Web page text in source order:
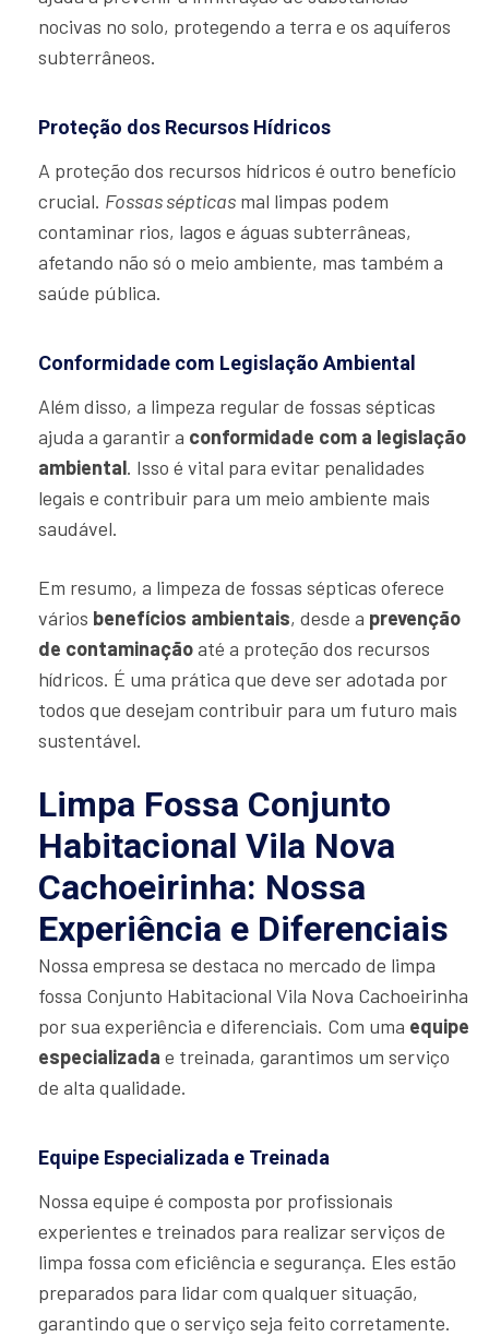
nocivas no solo, protegendo a terra e os aquíferos
subterrâneos.
Proteção dos Recursos Hídricos
A proteção dos recursos hídricos é outro benefício
crucial. Fossas sépticas mal limpas podem
contaminar rios, lagos e águas subterrâneas,
afetando não só o meio ambiente, mas também a
saúde pública.
Conformidade com Legislação Ambiental
Além disso, a limpeza regular de fossas sépticas
ajuda a garantir a conformidade com a legislação
ambiental. Isso é vital para evitar penalidades
legais e contribuir para um meio ambiente mais
saudável.
Em resumo, a limpeza de fossas sépticas oferece
vários benefícios ambientais, desde a prevenção
de contaminaçãoaté a proteção dos recursos
hídricos. É uma prática que deve ser adotada por
todos que desejam contribuir para um futuro mais
sustentável.
Limpa Fossa Conjunto
Habitacional Vila Nova
Cachoeirinha: Nossa
Experiência e Diferenciais
Nossa empresa se destaca no mercado de limpa
fossa Conjunto Habitacional Vila Nova Cachoeirinha
por sua experiência e diferenciais. Com uma equipe
especializada e treinada, garantimos um serviço
de alta qualidade.
Equipe Especializada e Treinada
Nossa equipe é composta por profissionais
experientes e treinados para realizar serviços de
limpa fossa com eficiência e segurança. Eles estão
preparados para lidar com qualquer situação,
garantindo que o serviço seja feito corretamente.